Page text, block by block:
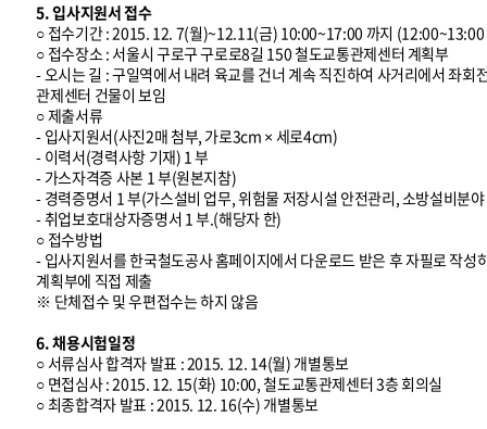
5. 입사지원서 접수
○ 접수기간 : 2015. 12. 7(월)~12.11(금) 10:00~17:00 까지 (12:00~13:00
○ 접수장소 : 서울시 구로구 구로로8길 150 철도교통관제센터 계획부
- 오시는 길 : 구일역에서 내려 육교를 건너 계속 직진하여 사거리에서 좌회
관제센터 건물이 보임
○ 제출서류
- 입사지원서(사진2매 첨부, 가로3cm × 세로4cm)
- 이력서(경력사항 기재) 1 부
- 가스자격증 사본 1 부(원본지참)
- 경력증명서 1 부(가스설비 업무, 위험물 저장시설 안전관리, 소방설비분
- 취업보호대상자증명서 1 부.(해당자 한)
○ 접수방법
- 입사지원서를 한국철도공사 홈페이지에서 다운로드 받은 후 자필로 작성
계획부에 직접 제출
※ 단체접수 및 우편접수는 하지 않음
6. 채용시험일정
○ 서류심사 합격자 발표 : 2015. 12. 14(월) 개별통보
○ 면접심사 : 2015. 12. 15(화) 10:00, 철도교통관제센터 3층 회의실
○ 최종합격자 발표 : 2015. 12. 16(수) 개별통보